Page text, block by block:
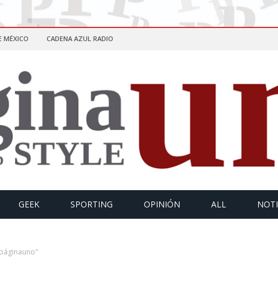
MÉXICO CADENA AZUL RADIO
GEEK SPORTING OPINIÓN ALL